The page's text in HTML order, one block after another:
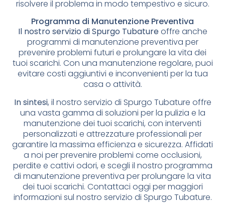
risolvere il problema in modo tempestivo e sicuro.
Programma di Manutenzione Preventiva
Il nostro servizio di Spurgo Tubatureoffre anche
programmi di manutenzione preventiva per
prevenire problemi futuri e prolungare la vita dei
tuoi scarichi. Con una manutenzione regolare, puoi
evitare costi aggiuntivi e inconvenienti per la tua
casa o attività.
In sintesi, il nostro servizio di Spurgo Tubature offre
una vasta gamma di soluzioni per la pulizia e la
manutenzione dei tuoi scarichi, con interventi
personalizzati e attrezzature professionali per
garantire la massima efficienza e sicurezza. Affidati
a noi per prevenire problemi come occlusioni,
perdite e cattivi odori, e scegli il nostro programma
di manutenzione preventiva per prolungare la vita
dei tuoi scarichi. Contattaci oggi per maggiori
informazioni sul nostro servizio di Spurgo Tubature.